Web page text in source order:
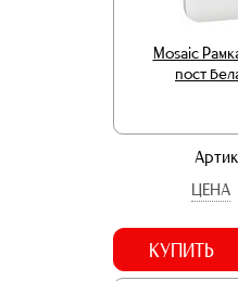
Mosaic
пост
ЦЕНА
КУПИТЬ